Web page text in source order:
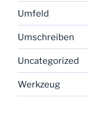
Umfeld
Umschreiben
Uncategorized
Werkzeug